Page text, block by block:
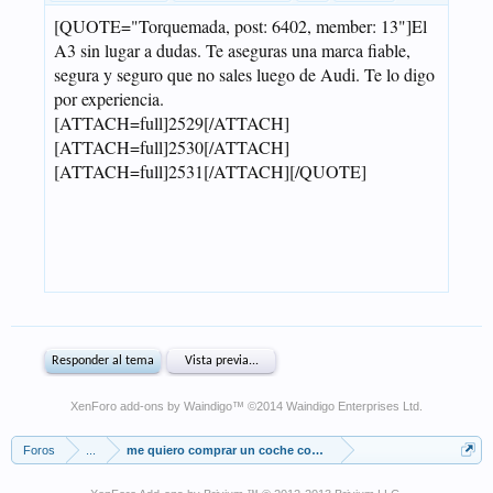
XenForo add-ons by Waindigo™ ©2014 Waindigo Enterprises Ltd
Foros me quiero comprar un coche con 7000-7500€